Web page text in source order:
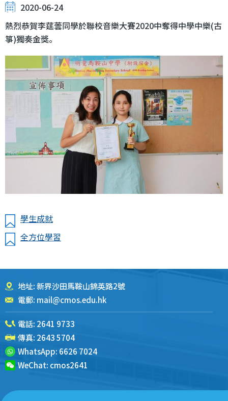
2020-06-24
熱烈恭賀李莛蕓同學於聯校音樂大賽2020中奪得中學中樂(古
箏)獨奏金獎。
學生成就
全方位學習
地址: 新界沙田馬鞍山錦英路2號
電郵: mail@cmos.edu.hk
電話: 2641 9733
傳真: 2643 5704
WhatsApp: 6626 7024
WeChat: cmos2641